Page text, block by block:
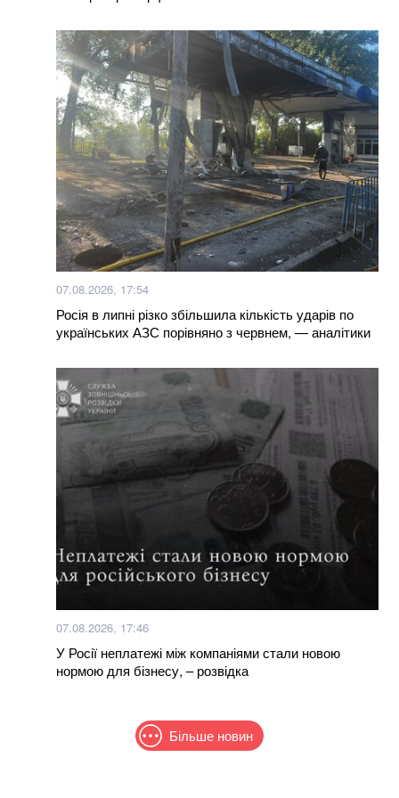
07.08.2026, 17:54
Росія в липні різко збільшила кількість ударів по
українських АЗС порівняно з червнем, — аналітики
07.08.2026, 17:46
У Росії неплатежі між компаніями стали новою
нормою для бізнесу, – розвідка
Більше новин